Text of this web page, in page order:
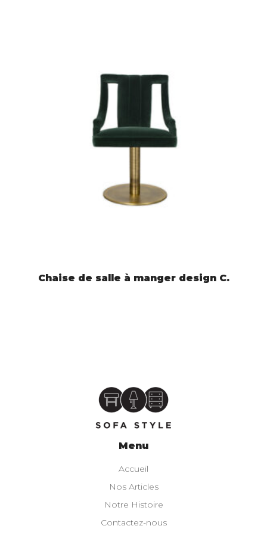
LIRE LA SUITE
Chaise de salle à manger design C.
Menu
Accueil
Nos Articles
Notre Histoire
Contactez-nous